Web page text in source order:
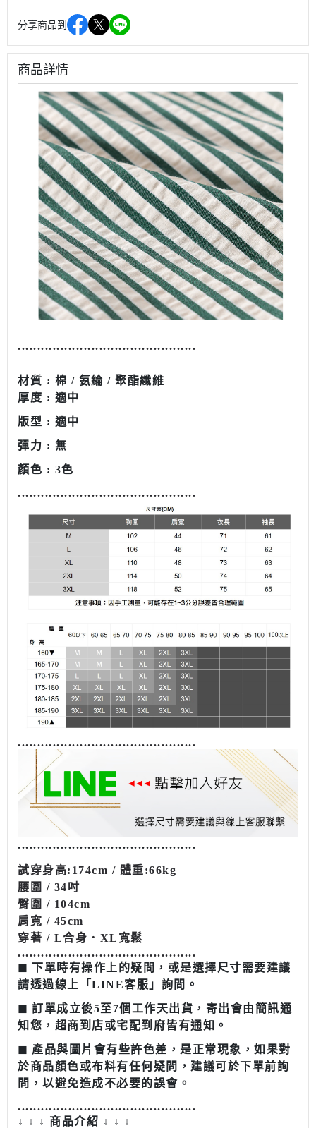
分享商品到
商品詳情
..............................................
材質 : 棉 / 氨綸 / 聚酯纖維
厚度 : 適中
版型 : 適中
彈力 : 無
顏色 : 3色
..............................................
..............................................
..............................................
試穿身高:174cm / 體重:66kg
腰圍 / 34吋
臀圍 / 104cm
肩寬 / 45cm
穿著 / L合身．XL寬鬆
..............................................
◼︎ 下單時有操作上的疑問，或是選擇尺寸需要建議
請透過線上「LINE客服」詢問。
◼︎ 訂單成立後5至7個工作天出貨，寄出會由簡訊通
知您，超商到店或宅配到府皆有通知。
◼︎ 產品與圖片會有些許色差，是正常現象，如果對
於商品顏色或布料有任何疑問，建議可於下單前詢
問，以避免造成不必要的誤會。
..............................................
↓ ↓ ↓ 商品介紹 ↓ ↓ ↓